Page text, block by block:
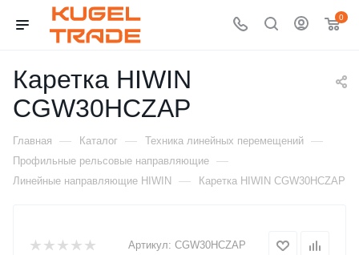
0
Каретка HIWIN
CGW30HCZAP
Главная — Каталог — Техника линейных перемещений —
Профильные рельсовые направляющие —
Линейные направляющие HIWIN — Каретка HIWIN CGW30HCZAP
Артикул: CGW30HCZAP